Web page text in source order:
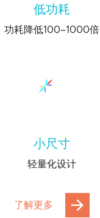
低功耗
功耗降低100–1000倍
小尺寸
轻量化设计
了解更多